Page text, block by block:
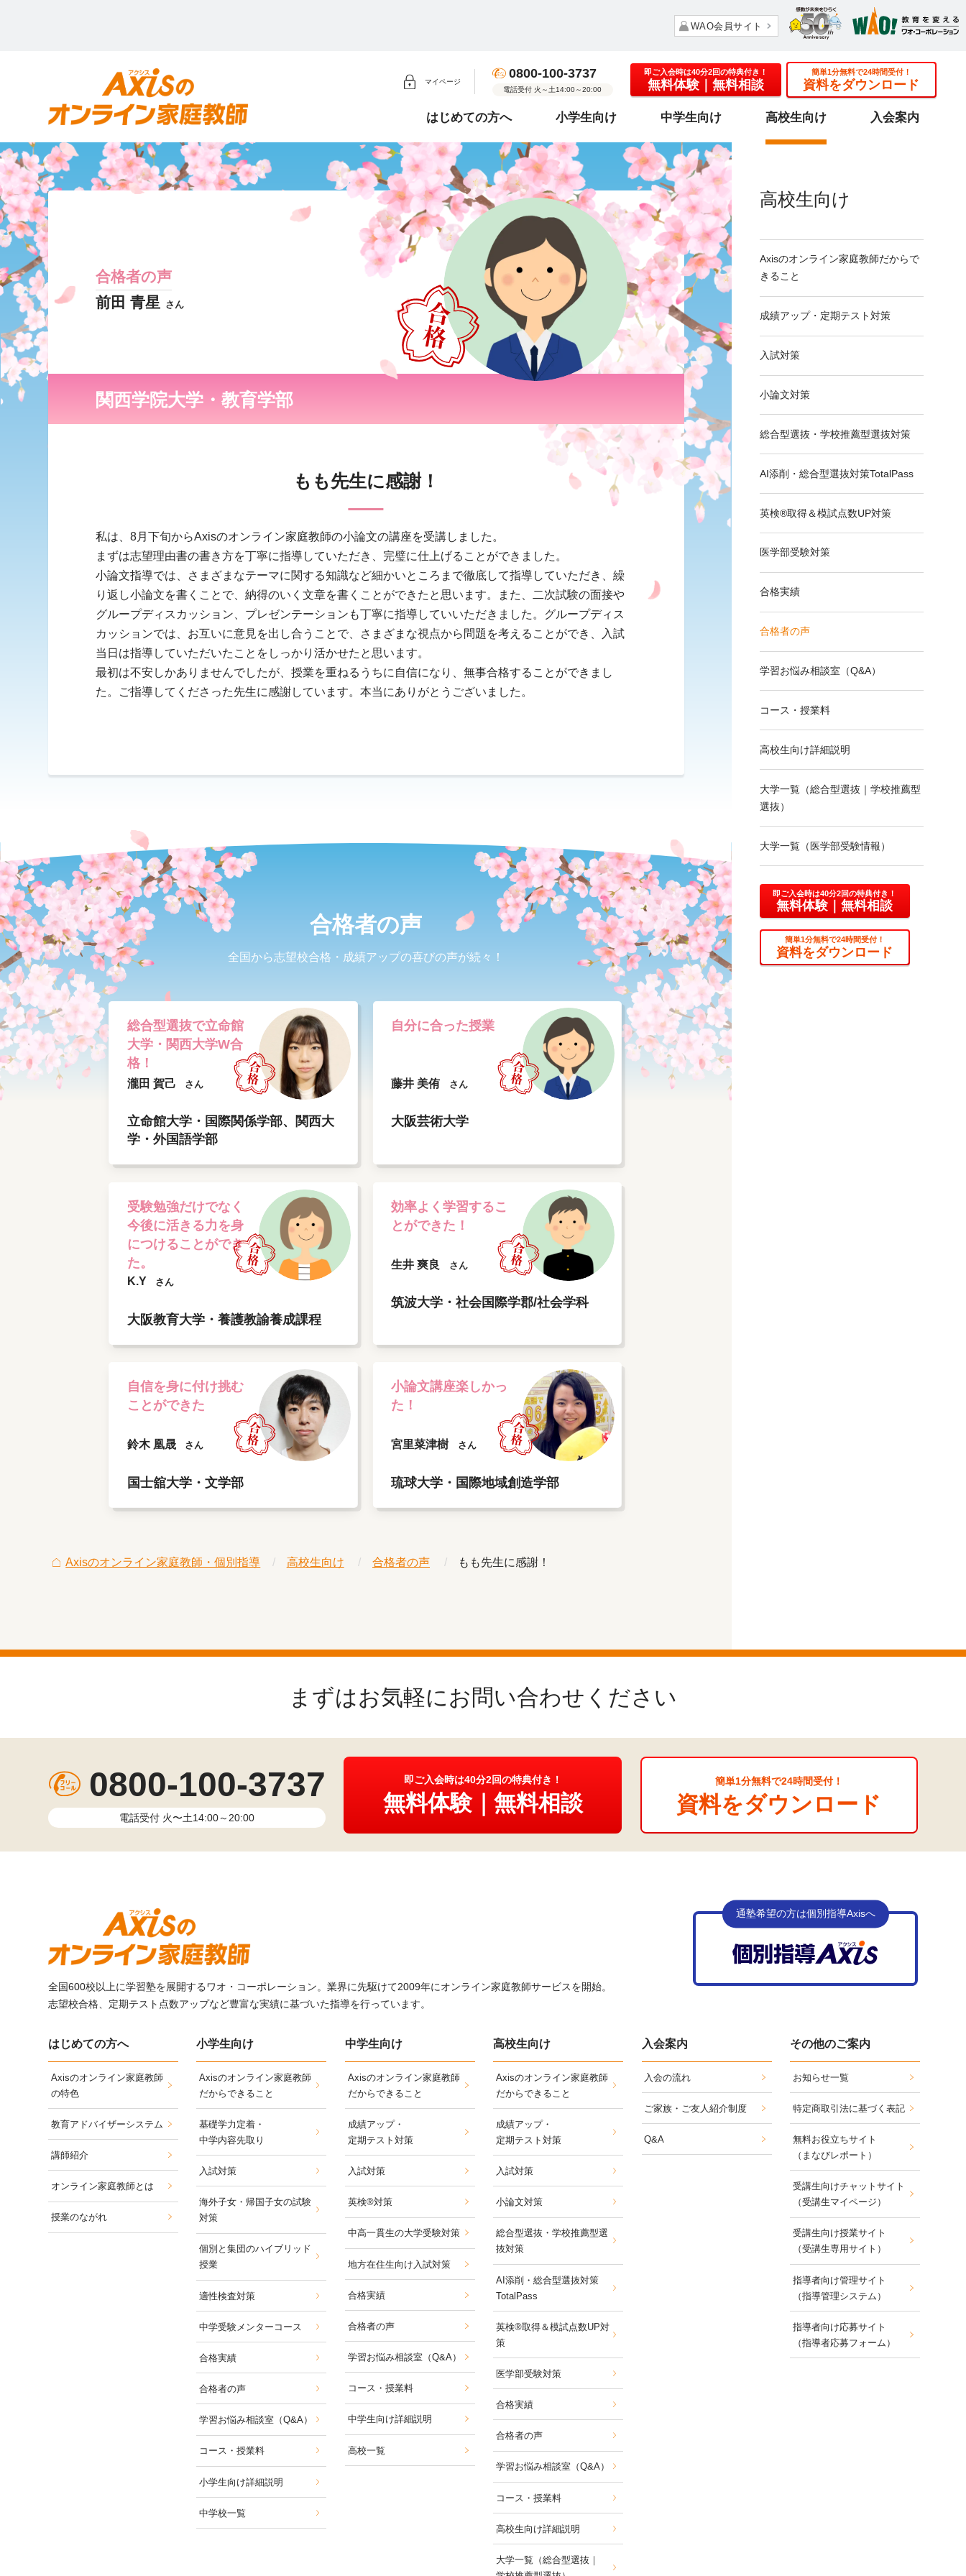
WAO会員サイト
マイページ
0800-100-3737
電話受付 火～土14:00～20:00
即ご入会時は40分2回の特典付き！
無料体験 ｜無料相談
簡単1分無料で24時間受付！
資料をダウンロード
はじめての方へ 小学生向け 中学生向け 高校生向け 入会案内
合格者の声
前田 青星
さん
関西学院大学・教育学部
もも先生に感謝！
私は、8月下旬からAxisのオンライン家庭教師の小論文の講座を受講しました。
まずは志望理由書の書き方を丁寧に指導していただき、完璧に仕上げることができました。
小論文指導では、さまざまなテーマに関する知識など細かいところまで徹底して指導していただき、繰
り返し小論文を書くことで、納得のいく文章を書くことができたと思います。また、二次試験の面接や
グループディスカッション、プレゼンテーションも丁寧に指導していいただきました。グループディス
カッションでは、お互いに意見を出し合うことで、さまざまな視点から問題を考えることができ、入試
当日は指導していただいたことをしっかり活かせたと思います。
最初は不安しかありませんでしたが、授業を重ねるうちに自信になり、無事合格することができまし
た。ご指導してくださった先生に感謝しています。本当にありがとうございました。
合格者の声
全国から志望校合格・ 成績アップの喜びの声が続々！
総合型選抜で立命館
大学・関西大学W合
格！
瀧田 賀己 さん
立命館大学・国際関係学部、関西大
学・外国語学部
自分に合った授業
藤井 美侑 さん
大阪芸術大学
受験勉強だけでなく
今後に活きる力を身
につけることができ
た。
K.Y さん
大阪教育大学・養護教諭養成課程
効率よく学習するこ
とができた！
生井 爽良 さん
筑波大学・社会国際学郡/社会学科
自信を身に付け挑む
ことができた
鈴木 凰晟 さん
国士舘大学・文学部
小論文講座楽しかっ
た！
宮里菜津樹 さん
琉球大学・国際地域創造学部
Axisのオンライン家庭教師・個別指導 高校生向け 合格者の声 もも先生に感謝！
高校生向け
Axisのオンライン家庭教師だからで
きること
成績アップ・ 定期テスト対策
入試対策
小論文対策
総合型選抜・学校推薦型選抜対策
AI添削・総合型選抜対策TotalPass
英検®取得＆模試点数UP対策
医学部受験対策
合格実績
合格者の声
学習お悩み相談室 （Q&A）
コース・授業料
高校生向け詳細説明
大学一覧（総合型選抜｜ 学校推薦型
選抜）
大学一覧（医学部受験情報）
即ご入会時は40分2回の特典付き！
無料体験 ｜無料相談
簡単1分無料で24時間受付！
資料をダウンロード
まずはお気軽にお問い合わせください
0800-100-3737
電話受付 火〜土14:00～20:00
即ご入会時は40分2回の特典付き！
無料体験｜無料相談
簡単1分無料で24時間受付！
資料をダウンロード
全国600校以上に学習塾を展開するワオ・コーポレーション。業界に先駆けて2009年にオンライン家庭教師サービスを開始。
志望校合格、定期テスト点数アップなど豊富な実績に基づいた指導を行っています。
通塾希望の方は個別指導Axisへ
はじめての方へ
Axisのオンライン家庭教師
の特色
教育アドバイザーシステム
講師紹介
オンライン家庭教師とは
授業のながれ
小学生向け
Axisのオンライン家庭教師
だからできること
基礎学力定着・
中学内容先取り
入試対策
海外子女・帰国子女の試験
対策
個別と集団のハイブリッド
授業
適性検査対策
中学受験メンターコース
合格実績
合格者の声
学習お悩み相談室 （Q&A）
コース・授業料
小学生向け詳細説明
中学校一覧
中学生向け
Axisのオンライン家庭教師
だからできること
成績アップ・
定期テスト対策
入試対策
英検®対策
中高一貫生の大学受験対策
地方在住生向け入試対策
合格実績
合格者の声
学習お悩み相談室 （Q&A）
コース・授業料
中学生向け詳細説明
高校一覧
高校生向け
Axisのオンライン家庭教師
だからできること
成績アップ・
定期テスト対策
入試対策
小論文対策
総合型選抜・学校推薦型選
抜対策
AI添削・総合型選抜対策
TotalPass
英検®取得＆模試点数UP対
策
医学部受験対策
合格実績
合格者の声
学習お悩み相談室 （Q&A）
コース・授業料
高校生向け詳細説明
大学一覧（総合型選抜｜
入会案内
入会の流れ
ご家族・ご友人紹介制度
Q&A
その他のご案内
お知らせ一覧
特定商取引法に基づく表記
無料お役立ちサイト
（まなびレポート）
受講生向けチャットサイト
（受講生マイページ）
受講生向け授業サイト
（受講生専用サイト）
指導者向け管理サイト
（指導管理システム）
指導者向け応募サイト
（指導者応募フォーム）